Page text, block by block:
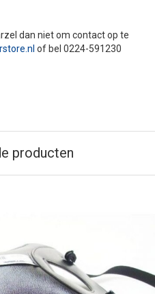
dan niet om contact op te
of bel 0224-591230
producten